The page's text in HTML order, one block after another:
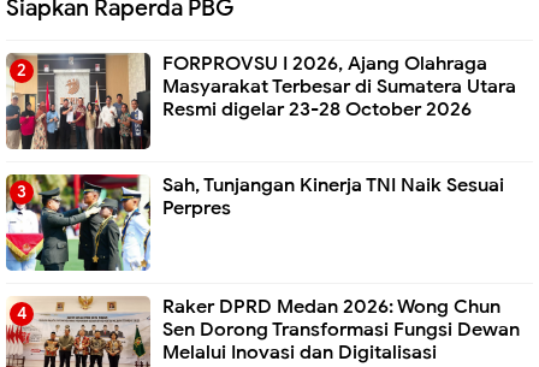
Siapkan Raperda PBG
FORPROVSU I 2026, Ajang Olahraga
Masyarakat Terbesar di Sumatera Utara
Resmi digelar 23-28 October 2026
Sah, Tunjangan Kinerja TNI Naik Sesuai
Perpres
Raker DPRD Medan 2026: Wong Chun
Sen Dorong Transformasi Fungsi Dewan
Melalui Inovasi dan Digitalisasi